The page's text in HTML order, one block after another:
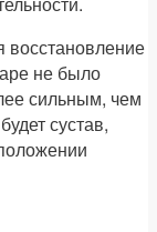
восстановление
не было
сильным, чем
сустав,